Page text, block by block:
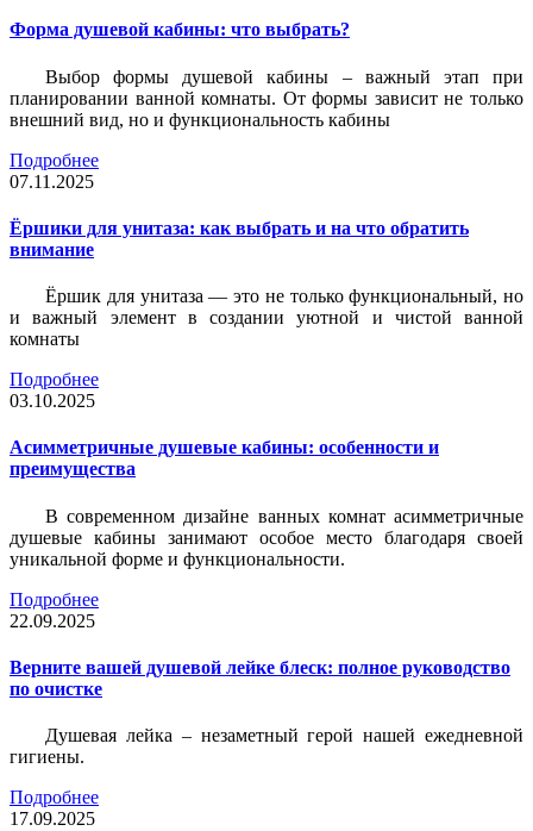
Форма душевой кабины: что выбрать?
Выбор формы душевой кабины – важный этап при
планировании ванной комнаты. От формы зависит не только
внешний вид, но и функциональность кабины
Подробнее
07.11.2025
Ёршики для унитаза: как выбрать и на что обратить
внимание
Ёршик для унитаза — это не только функциональный, но
и важный элемент в создании уютной и чистой ванной
комнаты
Подробнее
03.10.2025
Асимметричные душевые кабины: особенности и
преимущества
В современном дизайне ванных комнат асимметричные
душевые кабины занимают особое место благодаря своей
уникальной форме и функциональности.
Подробнее
22.09.2025
Верните вашей душевой лейке блеск: полное руководство
по очистке
Душевая лейка – незаметный герой нашей ежедневной
гигиены.
Подробнее
17.09.2025